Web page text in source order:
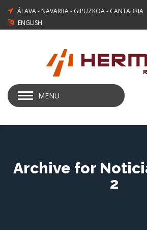
ÁLAVA- NAVARRA- GIPUZKOA- CANTABRIA
ENGLISH
MENU
Archive for
2